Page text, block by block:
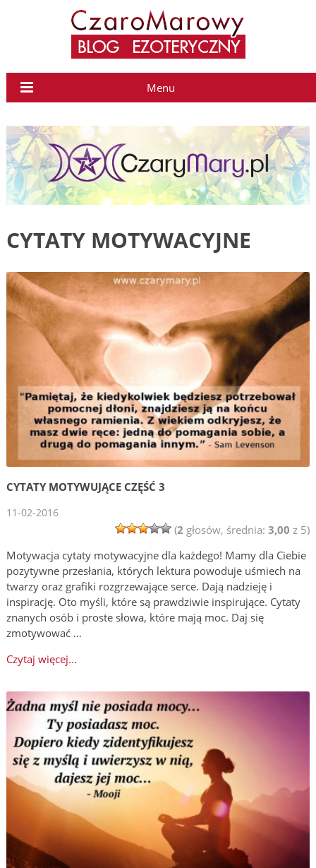
Menu
CYTATY MOTYWACYJNE
CYTATY MOTYWUJĄCE CZĘŚĆ 3
11-02-2016
(2 głosów, średnia: 3,00 z 5)
Motywacja cytaty motywacyjne dla każdego! Mamy dla Ciebie
pozytywne przesłania, których lektura powoduje uśmiech na
twarzy oraz grafiki rozgrzewające serce. Dają nadzieję i
inspirację. Oto myśli, które są prawdziwie inspirujące. Cytaty
znanych osób i proste słowa, które mają moc. Daj się
zmotywować …
Czytaj więcej...